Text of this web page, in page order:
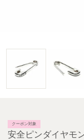
クーポン対象
安全ピンダイヤモ